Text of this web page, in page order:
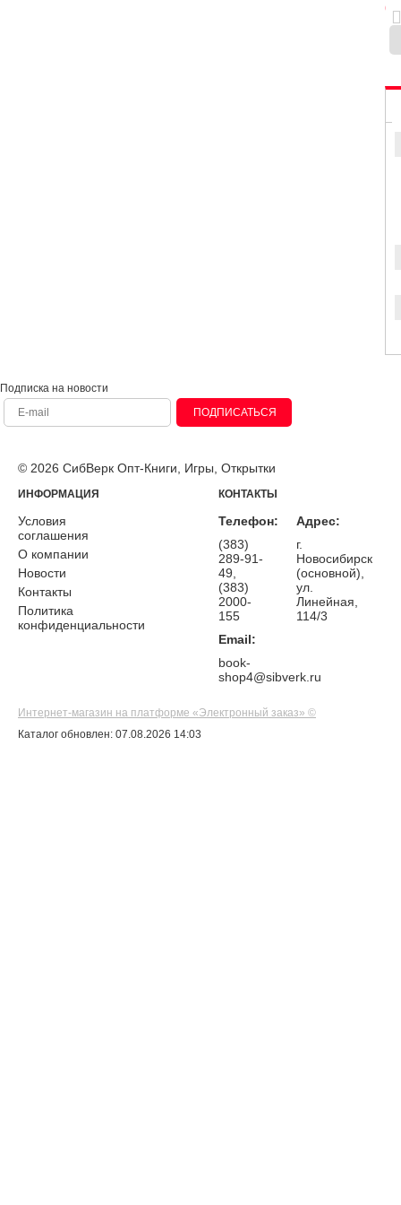
0
Подписка на новости
ПОДПИСАТЬСЯ
© 2026 СибВерк Опт-Книги, Игры, Открытки
ИНФОРМАЦИЯ
Условия
соглашения
О компании
Новости
Контакты
Политика
конфиденциальности
КОНТАКТЫ
Телефон:
(383)
289-91-
49,
(383)
2000-
155
Email:
book-
shop4@sibverk.ru
Адрес:
г.
Новосибирск
(основной),
ул.
Линейная,
114/3
Интернет-магазин на платформе «Электронный заказ» ©
Каталог обновлен: 07.08.2026 14:03